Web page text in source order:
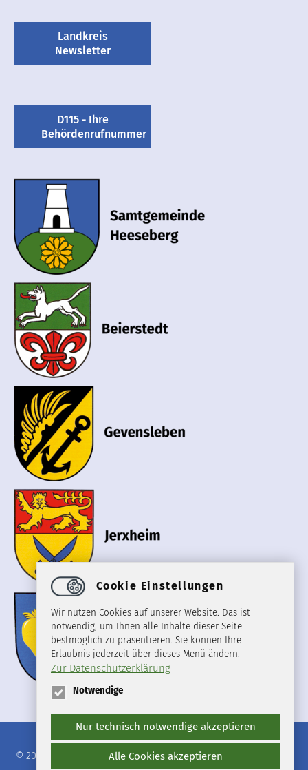
Landkreis
Newsletter
D115 - Ihre
Behördenrufnummer
© 2026 · Samtgemeinde Heeseberg· Datenschutz
Cookie Einstellungen
Wir nutzen Cookies auf unserer Website. Das ist
notwendig, um Ihnen alle Inhalte dieser Seite
bestmöglich zu präsentieren. Sie können Ihre
Erlaubnis jederzeit über dieses Menü ändern.
Zur Datenschutzerklärung
Notwendige
Nur technisch notwendige akzeptieren
Alle Cookies akzeptieren